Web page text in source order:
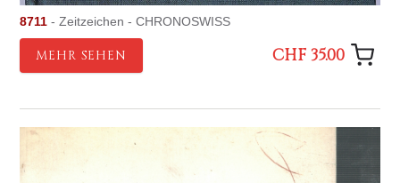
8711 - Zeitzeichen - CHRONOSWISS
MEHR SEHEN CHF 35.00